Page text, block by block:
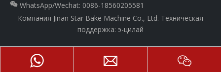
WhatsApp/Wechat: 0086-18560205581
Компания Jinan Star Bake Machine Co., Ltd. Техническая
поддержка: э-цилай